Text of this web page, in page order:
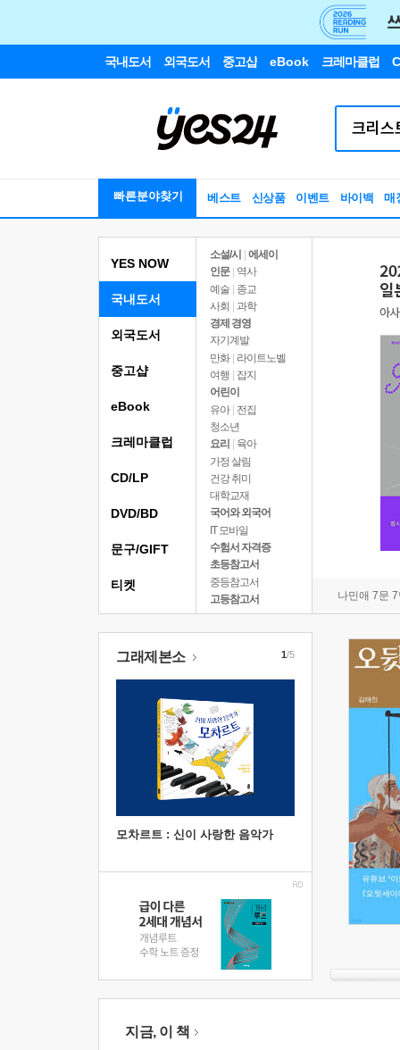
국내도서 외국도서 중고샵 eBook 크레마클럽
빠른분야찾기 베스트 신상품 이벤트 바이백 매
YES NOW
국내도서
소설/시
에세이
인문
역사
예술 | 종교
사회 | 과학
경제 경영
자기계발
만화 | 라이트노벨
여행
잡지
어린이
유아 | 전집
청소년
요리
육아
가정 살림
건강 취미
대학교재
국어와 외국어
IT 모바일
수험서 자격증
초등참고서
중등참고서
고등참고서
나민애 7문
외국도서
중고샵
eBook
크레마클럽
CD/LP
DVD/BD
문구/GIFT
티켓
그래제본소
모차르트 : 신이 사랑한 음악가
1/5
지금, 이 책